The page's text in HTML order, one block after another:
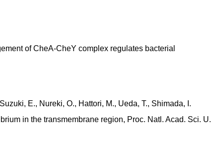
of CheA-CheY complex regulates bacterial
E., Nureki, O., Hattori, M., Ueda, T., Shimada, I.
in the transmembrane region, Proc. Natl. Acad. Sci. U.